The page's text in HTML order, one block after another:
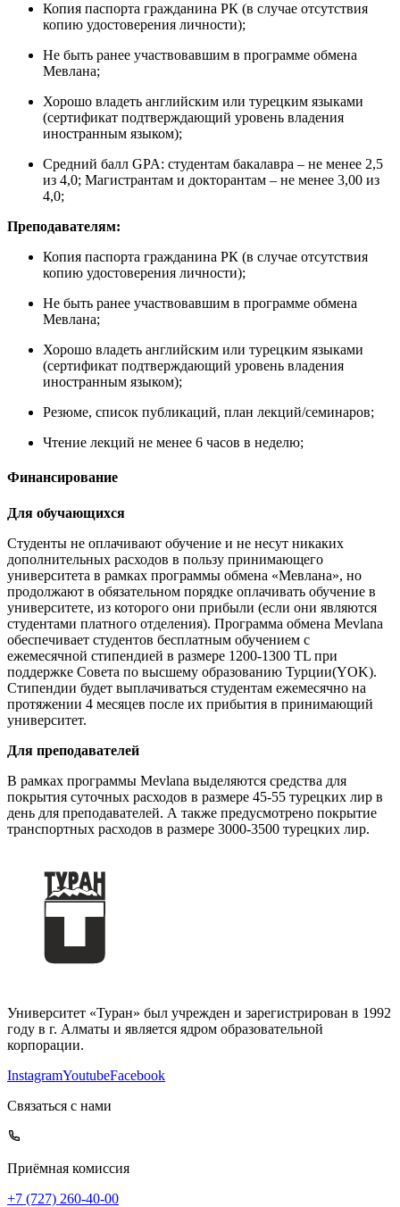
Копия паспорта гражданина РК (в случае отсутствия
копию удостоверения личности);
Не быть ранее участвовавшим в программе обмена
Мевлана;
Хорошо владеть английским или турецким языками
(сертификат подтверждающий уровень владения
иностранным языком);
Средний балл GPA: студентам бакалавра – не менее 2,5
из 4,0; Магистрантам и докторантам – не менее 3,00 из
4,0;
Преподавателям:
Копия паспорта гражданина РК (в случае отсутствия
копию удостоверения личности);
Не быть ранее участвовавшим в программе обмена
Мевлана;
Хорошо владеть английским или турецким языками
(сертификат подтверждающий уровень владения
иностранным языком);
Резюме, список публикаций, план лекций/семинаров;
Чтение лекций не менее 6 часов в неделю;
Финансирование
Для обучающихся
Студенты не оплачивают обучение и не несут никаких
дополнительных расходов в пользу принимающего
университета в рамках программы обмена «Мевлана», но
продолжают в обязательном порядке оплачивать обучение в
университете, из которого они прибыли (если они являются
студентами платного отделения). Программа обмена Mevlana
обеспечивает студентов бесплатным обучением с
ежемесячной стипендией в размере 1200-1300 TL при
поддержке Совета по высшему образованию Турции(YOK).
Стипендии будет выплачиваться студентам ежемесячно на
протяжении 4 месяцев после их прибытия в принимающий
университет.
Для преподавателей
В рамках программы Mevlana выделяются средства для
покрытия суточных расходов в размере 45-55 турецких лир в
день для преподавателей. А также предусмотрено покрытие
транспортных расходов в размере 3000-3500 турецких лир.
Университет «Туран» был учрежден и зарегистрирован в 1992
году в г. Алматы и является ядром образовательной
корпорации.
InstagramYoutubeFacebook
Связаться с нами
Приёмная комиссия
+7 (727) 260-40-00